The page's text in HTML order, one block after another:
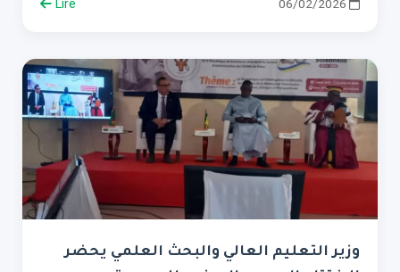
06/02/2026
Lire
وزير التعليم العالي والبحث العلمي يحضر